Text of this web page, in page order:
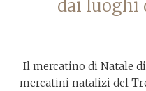
dai luoghi
Il mercatino di Natale
mercatini natalizi del